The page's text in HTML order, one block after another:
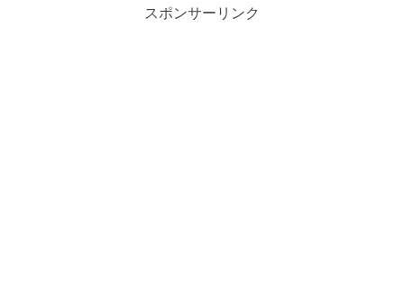
スポンサーリンク